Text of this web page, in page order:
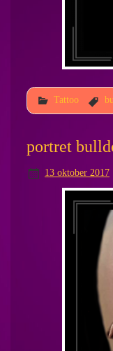
Tattoo
portret
13 oktober 2017